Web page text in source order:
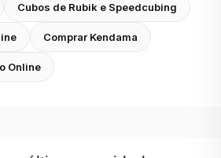
Cubos de Rubik e Speedcubing
Comprar Kendama
Online